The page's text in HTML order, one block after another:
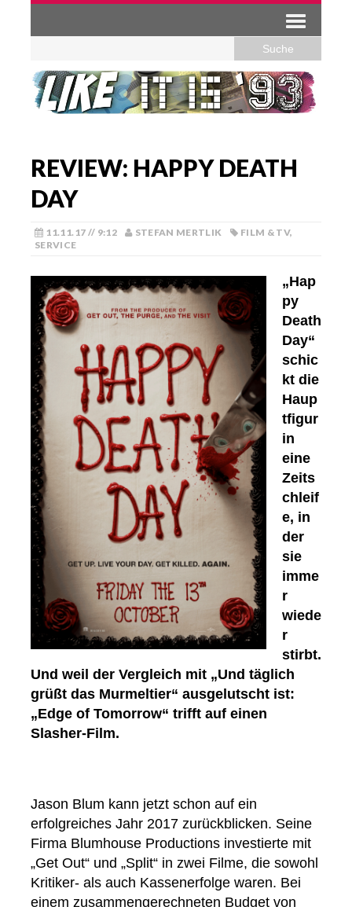
REVIEW: HAPPY DEATH
DAY
11.11.17 // 9:12 STEFAN MERTLIK FILM & TV,
SERVICE
„Hap
py
Death
Day“
schic
kt die
Haup
tfigur
in
eine
Zeits
chleif
e, in
der
sie
imme
r
wiede
r
stirbt.
Und weil der Vergleich mit „Und täglich
grüßt das Murmeltier“ ausgelutscht ist:
„Edge of Tomorrow“ trifft auf einen
Slasher-Film.
Jason Blum kann jetzt schon auf ein
erfolgreiches Jahr 2017 zurückblicken. Seine
Firma Blumhouse Productions investierte mit
„Get Out“ und „Split“ in zwei Filme, die sowohl
Kritiker- als auch Kassenerfolge waren. Bei
einem zusammengerechneten Budget von